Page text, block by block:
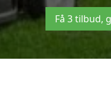
Få 3 tilbud,